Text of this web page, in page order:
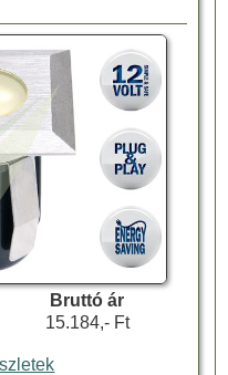
Bruttó ár
15.184,- Ft